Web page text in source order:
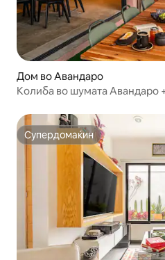
Дом во Авандаро
Колиба во шумата Авандаро
Супердомаќин
Супердомаќин